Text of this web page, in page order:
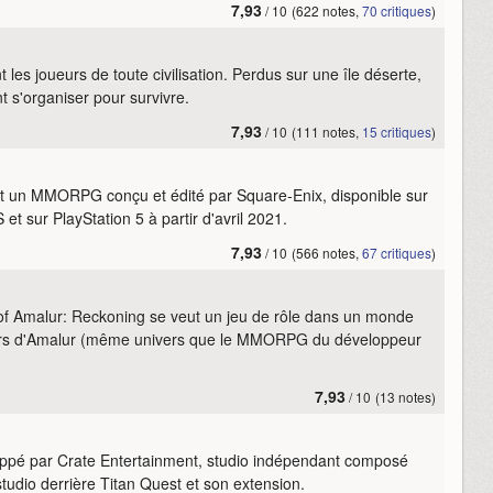
7,93/ 10 (622 notes, 70 critiques)
joueurs de toute civilisation. Perdus sur une île déserte,
s'organiser pour survivre.
7,93/ 10 (111 notes, 15 critiques)
MMORPG conçu et édité par Square-Enix, disponible sur
sur PlayStation 5 à partir d'avril 2021.
7,93/ 10 (566 notes, 67 critiques)
Amalur: Reckoning se veut un jeu de rôle dans un monde
d'Amalur (même univers que le MMORPG du développeur
7,93/ 10 (13 notes)
par Crate Entertainment, studio indépendant composé
derrière Titan Quest et son extension.